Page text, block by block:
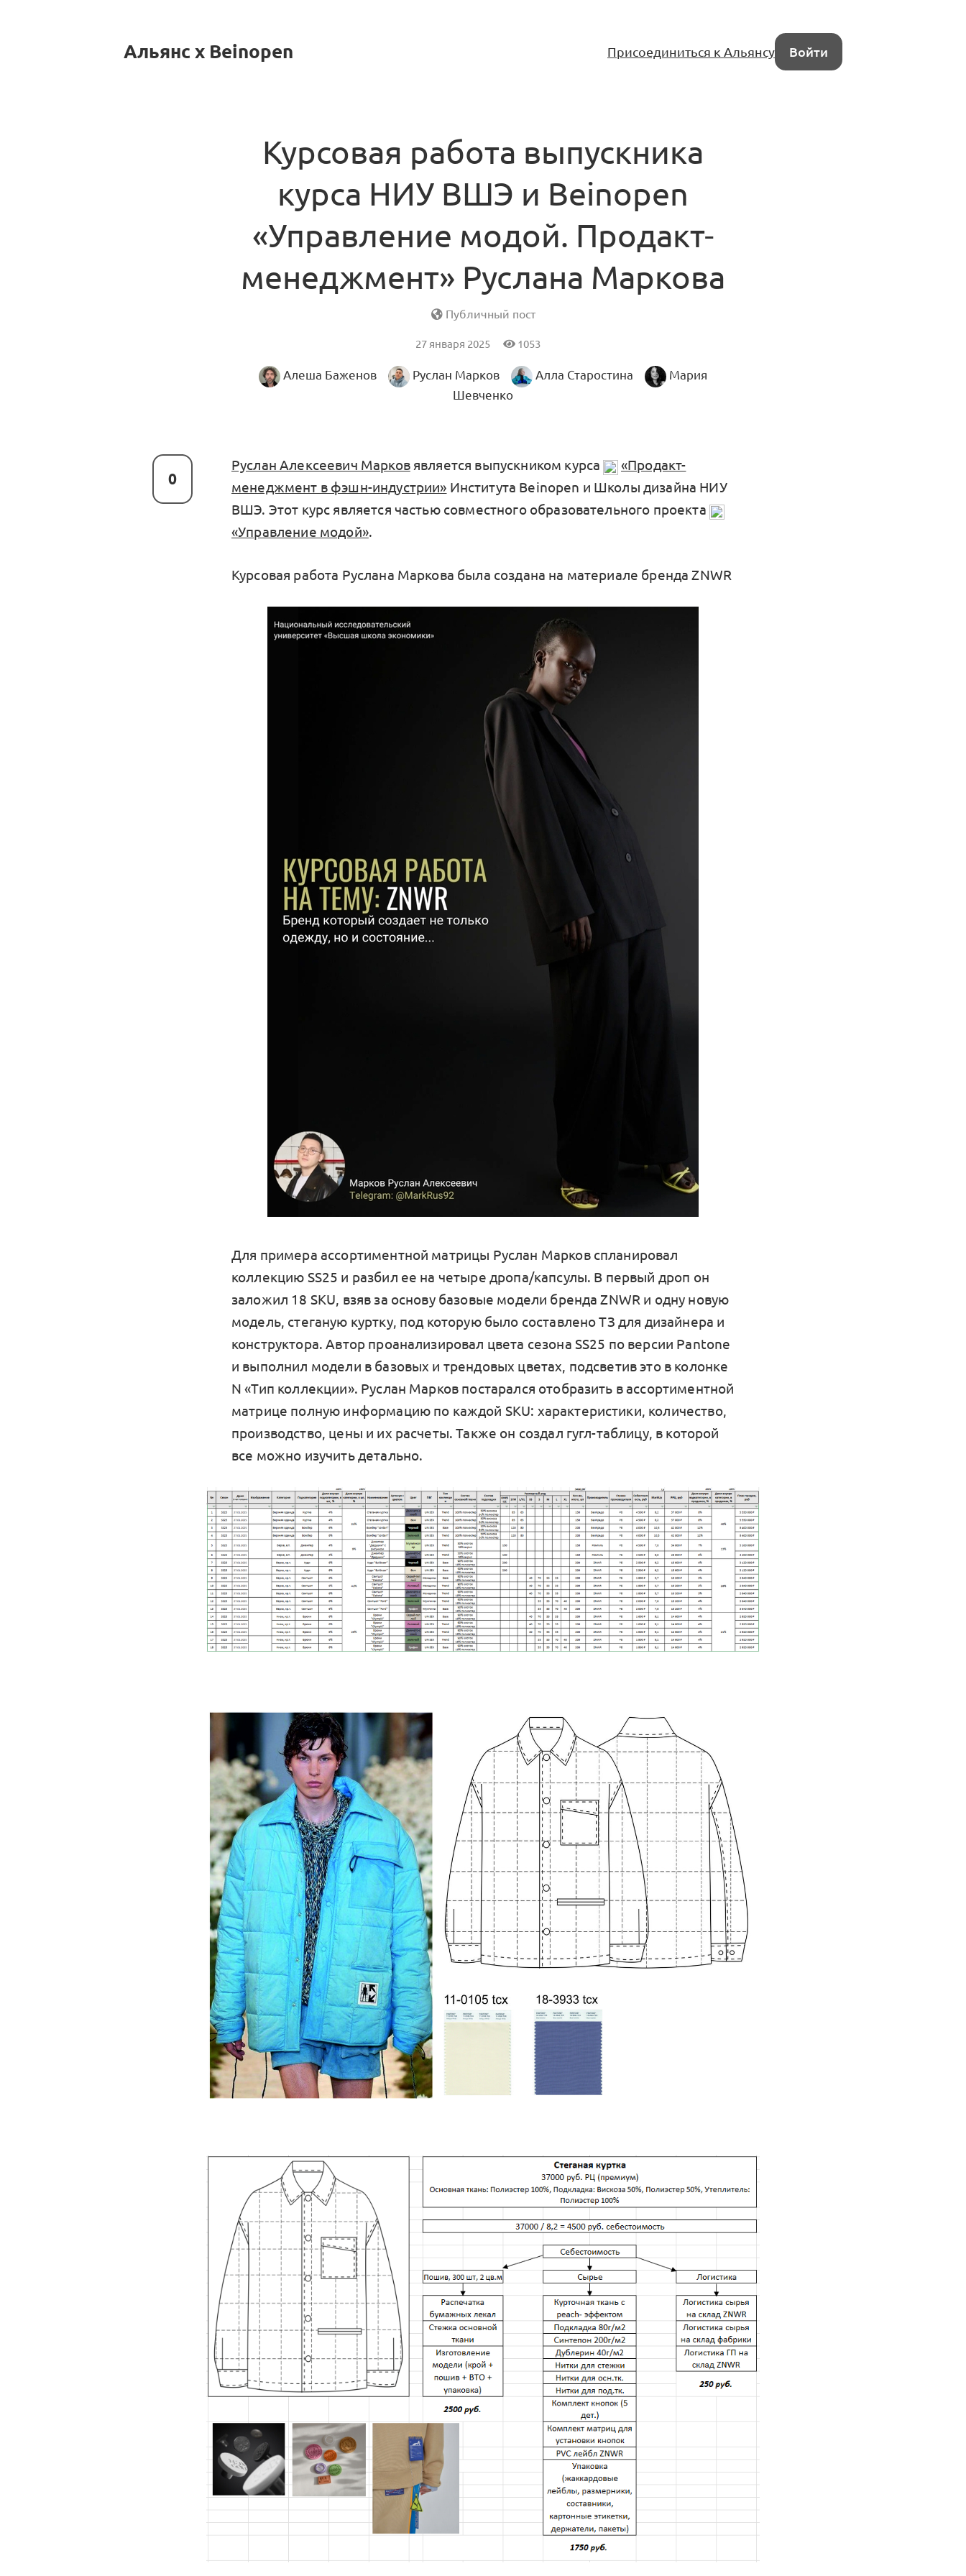
Альянс x Beinopen Присоединиться к Альянсу Войти
Курсовая работа выпускника
курса НИУ ВШЭ и Beinopen
«Управление модой. Продакт-
менеджмент» Руслана Маркова
Публичный пост
27 января 2025 1053
Алеша Баженов Руслан Марков Алла Старостина
Мария
Шевченко
0
Руслан Алексеевич Марковявляется выпускником курса
«Продакт-
менеджмент в фэшн-индустрии» Института Beinopen и Школы дизайна НИУ
ВШЭ. Этот курс является частью совместного образовательного проекта
«Управление модой».
Курсовая работа Руслана Маркова была создана на материале бренда ZNWR
Для примера ассортиментной матрицы Руслан Марков спланировал
коллекцию SS25 и разбил ее на четыре дропа/капсулы. В первый дроп он
заложил 18 SKU, взяв за основу базовые модели бренда ZNWR и одну новую
модель, стеганую куртку, под которую было составлено ТЗ для дизайнера и
конструктора. Автор проанализировал цвета сезона SS25 по версии Pantone
и выполнил модели в базовых и трендовых цветах, подсветив это в колонке
N «Тип коллекции». Руслан Марков постарался отобразить в ассортиментной
матрице полную информацию по каждой SKU: характеристики, количество,
производство, цены и их расчеты. Также он создал гугл-таблицу, в которой
все можно изучить детально.